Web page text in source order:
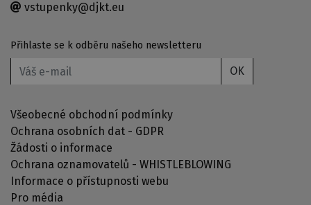
vstupenky@djkt.eu
Přihlaste se k odběru našeho newsletteru
OK
Všeobecné obchodní podmínky
Ochrana osobních dat - GDPR
Žádosti o informace
Ochrana oznamovatelů - WHISTLEBLOWING
Informace o přístupnosti webu
Pro média